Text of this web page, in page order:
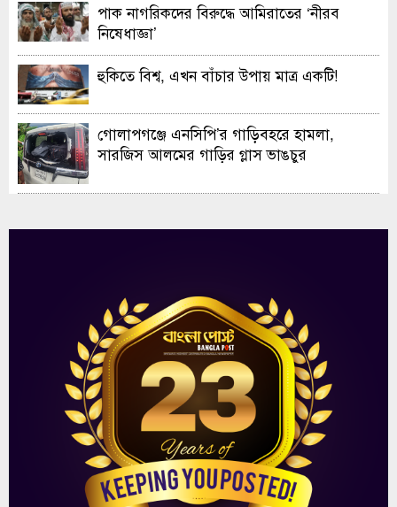
পাক নাগরিকদের বিরুদ্ধে আমিরাতের ‘নীরব
নিষেধাজ্ঞা’
হুকিতে বিশ্ব, এখন বাঁচার উপায় মাত্র একটি!
গোলাপগঞ্জে এনসিপি’র গাড়িবহরে হামলা,
সারজিস আলমের গাড়ির গ্লাস ভাঙচুর